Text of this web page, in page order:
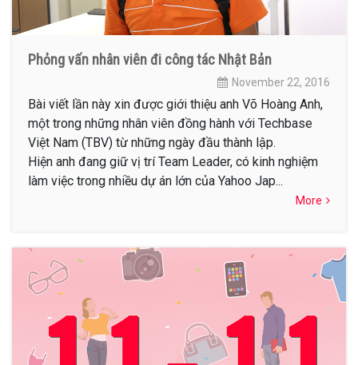
Phỏng vấn nhân viên đi công tác Nhật Bản
November 22, 2016
Bài viết lần này xin được giới thiệu anh Võ Hoàng Anh,
một trong những nhân viên đồng hành với Techbase
Việt Nam (TBV) từ những ngày đầu thành lập.
Hiện anh đang giữ vị trí Team Leader, có kinh nghiệm
làm việc trong nhiều dự án lớn của Yahoo Jap...
More